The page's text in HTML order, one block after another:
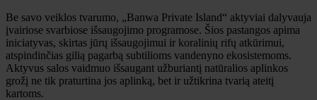
Be savo veiklos tvarumo, „Banwa Private Island“ aktyviai dalyvauja
įvairiose svarbiose išsaugojimo programose. Šios pastangos apima
iniciatyvas, skirtas jūrų išsaugojimui ir koralinių rifų atkūrimui,
atspindinčias gilią pagarbą subtilioms vandenyno ekosistemoms.
Aktyvus salos vaidmuo išsaugant užburiantį natūralios aplinkos
grožį ne tik praturtina jos aplinką, bet ir užtikrina tvarią ateitį
kartoms.